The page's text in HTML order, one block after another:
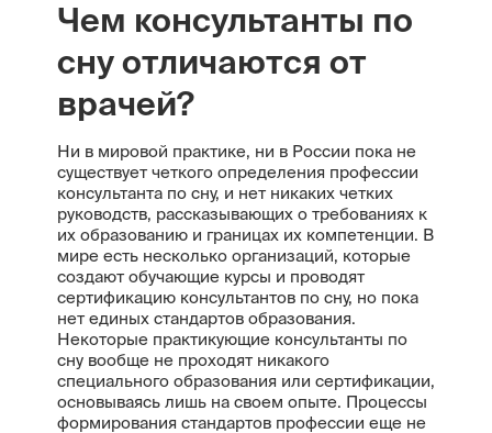
Чем консультанты по
сну отличаются от
врачей?
Ни в мировой практике, ни в России пока не
существует четкого определения профессии
консультанта по сну, и нет никаких четких
руководств, рассказывающих о требованиях к
их образованию и границах их компетенции. В
мире есть несколько организаций, которые
создают обучающие курсы и проводят
сертификацию консультантов по сну, но пока
нет единых стандартов образования.
Некоторые практикующие консультанты по
сну вообще не проходят никакого
специального образования или сертификации,
основываясь лишь на своем опыте. Процессы
формирования стандартов профессии еще не